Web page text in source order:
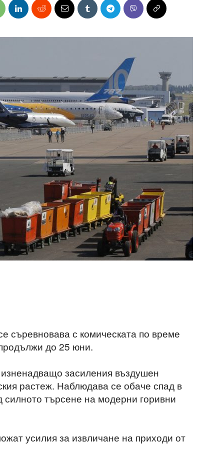
съревновава с комическата по време
до 25 юни.
засиления въздушен
растеж. Наблюдава се обаче спад в
търсене на модерни горивни
усилия за извличане на приходи от